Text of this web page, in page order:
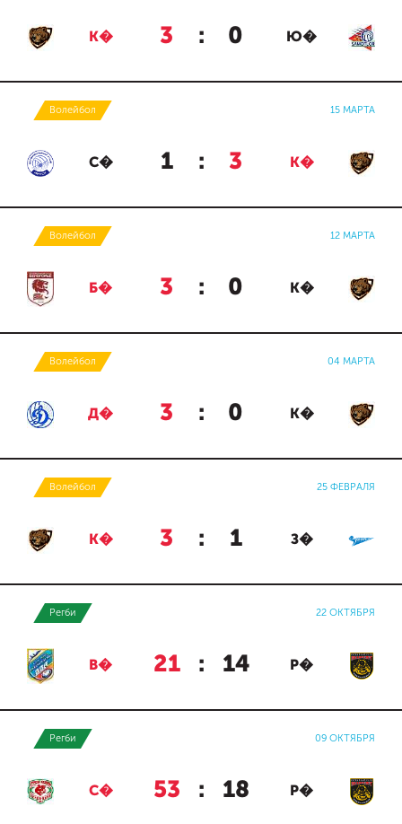
К� 3 : 0 Ю�
Волейбол 15 МАРТА
С� 1 : 3 К�
Волейбол 12 МАРТА
Б� 3 : 0 К�
Волейбол 04 МАРТА
Д� 3 : 0 К�
Волейбол 25 ФЕВРАЛЯ
К� 3 : 1 З�
Регби 22 ОКТЯБРЯ
В� 21 : 14 Р�
Регби 09 ОКТЯБРЯ
С� 53 : 18 Р�